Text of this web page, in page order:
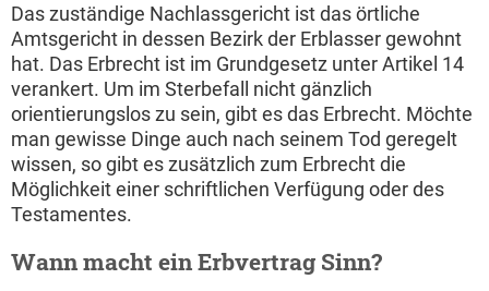
Das zuständige Nachlassgericht ist das örtliche
Amtsgericht in dessen Bezirk der Erblasser gewohnt
hat. Das Erbrecht ist im Grundgesetz unter Artikel 14
verankert. Um im Sterbefall nicht gänzlich
orientierungslos zu sein, gibt es das Erbrecht. Möchte
man gewisse Dinge auch nach seinem Tod geregelt
wissen, so gibt es zusätzlich zum Erbrecht die
Möglichkeit einer schriftlichen Verfügung oder des
Testamentes.
Wann macht ein Erbvertrag Sinn?